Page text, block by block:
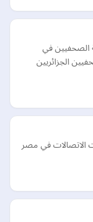
الصحفيين في
الجزائريين
الاتصالات في مصر